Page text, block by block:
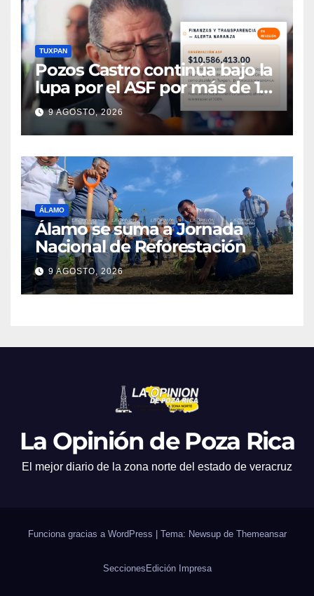
TUXPAN
Pozos Castro continúa bajo la
lupa por el ASF por más de 10
MDP
9 AGOSTO, 2026
ÁLAMO
Álamo se suma a Jornada
Nacional de Reforestación
9 AGOSTO, 2026
La Opinión de Poza Rica
El mejor diario de la zona norte del estado de veracruz
Funciona gracias a WordPress Tema: Newsup de Themeansar
SeccionesEdición Impresa